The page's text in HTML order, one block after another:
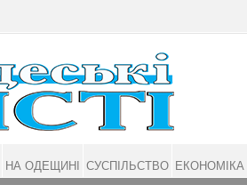
НА ОДЕЩИНІ СУСПІЛЬСТВО ЕКОНОМІКА